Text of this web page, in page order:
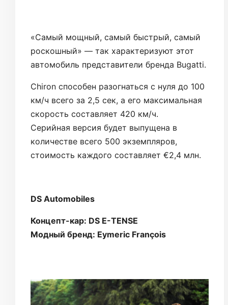
«Самый мощный, самый быстрый, самый
роскошный» — так характеризуют этот
автомобиль представители бренда Bugatti.
Chiron способен разогнаться с нуля до 100
км/ч всего за 2,5 сек, а его максимальная
скорость составляет 420 км/ч.
Серийная версия будет выпущена в
количестве всего 500 экземпляров,
стоимость каждого составляет €2,4 млн.
DS Automobiles
Концепт-кар: DS E-TENSE
Модный бренд: Eymeric François